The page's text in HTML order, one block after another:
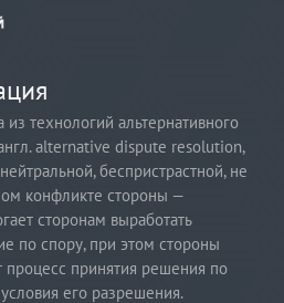
из технологий альтернативного
alternative dispute resolution,
беспристрастной, не
конфликте стороны —
сторонам выработать
по спору, при этом стороны
принятия решения по
его разрешения.